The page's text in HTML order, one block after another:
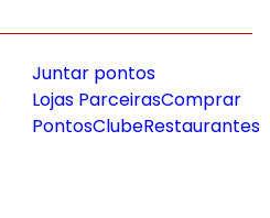
Juntar pontos
Lojas ParceirasComprar
PontosClubeRestaurantes